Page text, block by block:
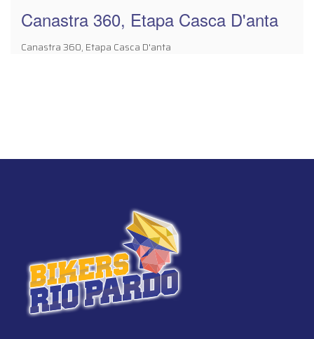
Canastra 360, Etapa Casca D'anta
Canastra 360, Etapa Casca D'anta